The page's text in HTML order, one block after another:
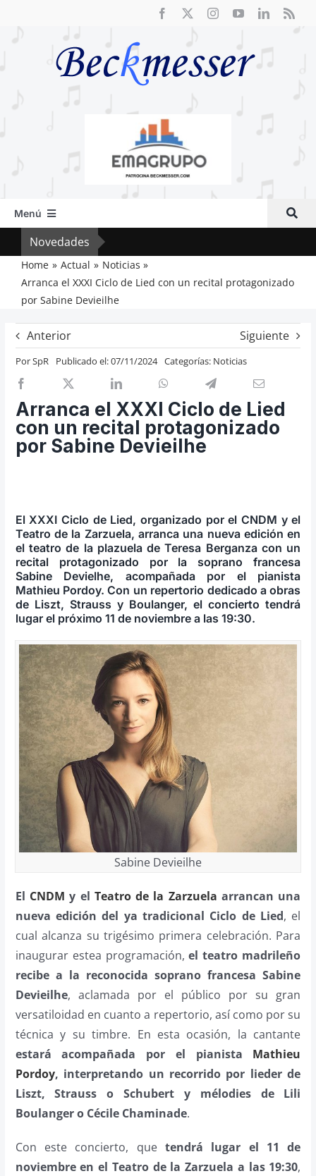
Menú
Inicio
Actual
Artículos
Crítica
Previos de ópera
Entrevistas
Recomendación
Cosas de Beckmesser
Nosotros y privacidad
Buscar:
Novedades
Home Actual
Noticias
Arranca el XXXI Ciclo de Lied con un recital protagonizado
por Sabine Devieilhe
Anterior Siguiente
PorSpR Publicado el: 07/11/2024 Categorías: Noticias
Arranca el XXXI Ciclo de Lied
con un recital protagonizado
por Sabine Devieilhe
El XXXI Ciclo de Lied, organizado por el CNDM y el
Teatro de la Zarzuela, arranca una nueva edición en
el teatro de la plazuela de Teresa Berganza con un
recital protagonizado por la soprano francesa
Sabine Devielhe, acompañada por el pianista
Mathieu Pordoy. Con un repertorio dedicado a obras
de Liszt, Strauss y Boulanger, el concierto tendrá
lugar el próximo 11 de noviembre a las 19:30.
Sabine Devieilhe
El CNDM y el Teatro de la Zarzuela arrancan una
nueva edición del ya tradicional Ciclo de Lied, el
cual alcanza su trigésimo primera celebración. Para
inaugurar estea programación,el teatro madrileño
recibe a la reconocida soprano francesa Sabine
Devieilhe, aclamada por el público por su gran
versatiloidad en cuanto a repertorio, así como por su
técnica y su timbre. En esta ocasión, la cantante
estará acompañada por el pianista Mathieu
Pordoy, interpretando un recorrido por lieder de
Liszt, Strauss o Schubert y mélodies de Lili
Boulanger o Cécile Chaminade.
Con este concierto, que tendrá lugar el 11 de
noviembre en el Teatro de la Zarzuela a las 19:30,